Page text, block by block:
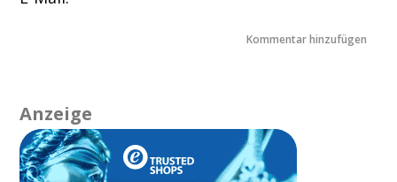
Anzeige